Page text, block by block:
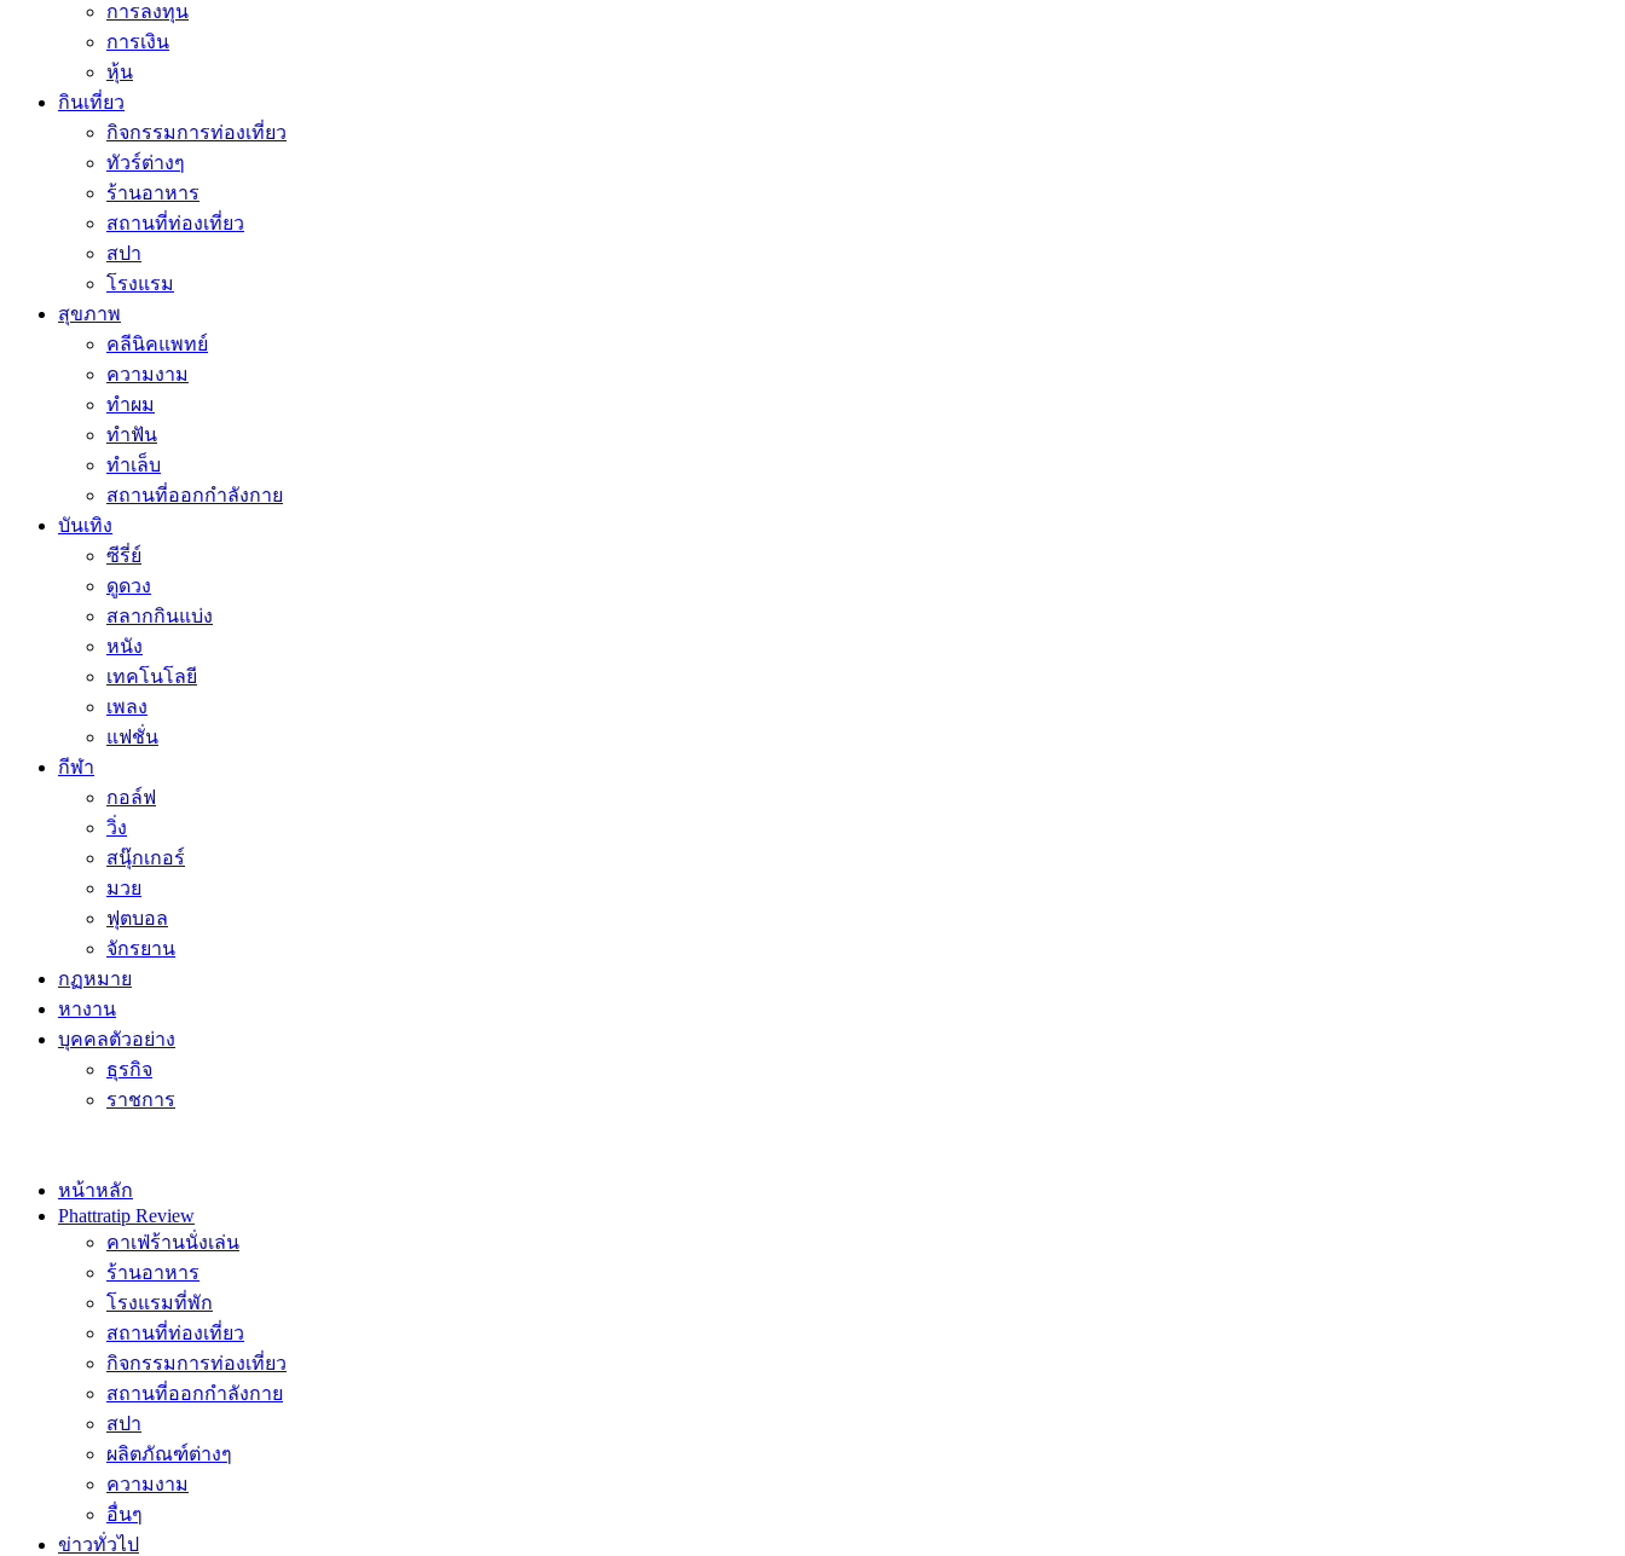
การลงทุน
การเงิน
หุ้น
กินเที่ยว
กิจกรรมการท่องเที่ยว
ทัวร์ต่างๆ
ร้านอาหาร
สถานที่ท่องเที่ยว
สปา
โรงแรม
สุขภาพ
คลีนิคแพทย์
ความงาม
ทำผม
ทำฟัน
ทำเล็บ
สถานที่ออกกำลังกาย
บันเทิง
ซีรี่ย์
ดูดวง
สลากกินแบ่ง
หนัง
เทคโนโลยี
เพลง
แฟชั่น
กีฬา
กอล์ฟ
วิ่ง
สนุ๊กเกอร์
มวย
ฟุตบอล
จักรยาน
กฏหมาย
หางาน
บุคคลตัวอย่าง
ธุรกิจ
ราชการ
หน้าหลัก
Phattratip Review
คาเฟ่ร้านนั่งเล่น
ร้านอาหาร
โรงแรมที่พัก
สถานที่ท่องเที่ยว
กิจกรรมการท่องเที่ยว
สถานที่ออกกำลังกาย
สปา
ผลิตภัณฑ์ต่างๆ
ความงาม
อื่นๆ
ข่าวทั่วไป